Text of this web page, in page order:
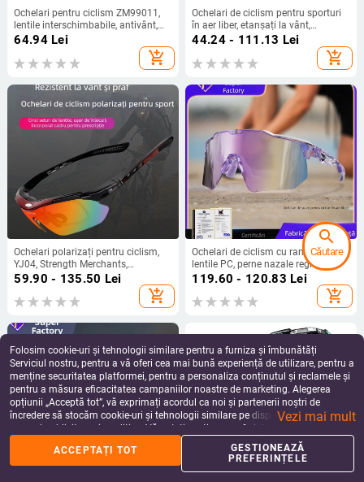
apps
Coș
%
Reduceri Profil
Ochelari pentru ciclism ZM99011,
lentile interschimbabile, antivânt,
cadru complet, unisex
64.94Lei
add_shopping_cart
Ochelari de ciclism pentru sporturi
în aer liber, etanșați la vânt,
rezistenți la stropi și impact,
interschimbabile, compatibili cu
44.24 - 111.13 Lei
add_shopping_cart
Ochelari polarizați pentru ciclism,
YJ04, Strength Merchants,
compatibili cu lentile de corecție,
brațe detașabile, rășină de inginerie
59.90 - 135.50 Lei
add_shopping_cart
Ochelari de ciclism cu ramă TR90,
lentile PC, perne nazale reglabile,
model JDS2149Y131
119.60 - 120.83 Lei
add_shopping_cart
Folosim cookie-uri și tehnologii similare pentru a furniza și îmbunătăți
Serviciul nostru, pentru a vă oferi cea mai bună experiență de utilizare, pentru a
menține securitatea platformei, pentru a personaliza conținutul și reclamele și
pentru a măsura eficacitatea campaniilor noastre de marketing. Alegerea
opțiunii „Acceptă tot”, vă exprimați acordul ca noi și partenerii noștri de
încredere să stocăm cookie-uri și tehnologii similare pe dispozitivul dvs. în
scopuri publicitare și analitice. Vă puteți gestiona preferințele în orice moment
făcând clic pe „Gestionează preferințele”. Pentru mai multe informații, vă
rugăm să consultațiPolitica noastră de confidențialitate.
Vezi mai mult
ACCEPTAȚI TOT
GESTIONEAZĂ
PREFERINȚELE
search
Căutare